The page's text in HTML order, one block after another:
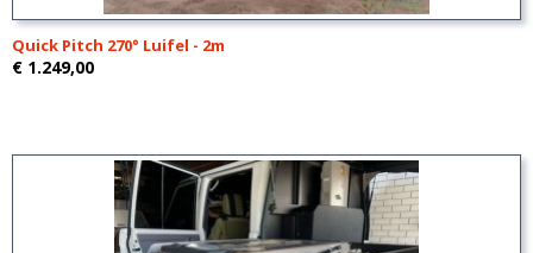
Quick Pitch 270° Luifel - 2m
€ 1.249,00